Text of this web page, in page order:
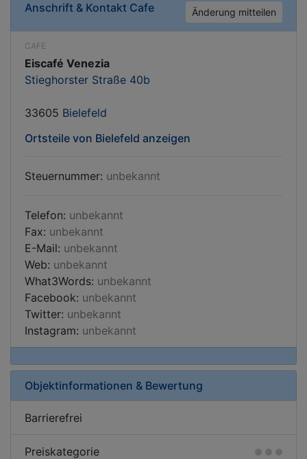
Anschrift & Kontakt Cafe Änderung mitteilen
CAFE
Eiscafé Venezia
Stieghorster Straße 40b
33605 Bielefeld
Ortsteile von Bielefeld anzeigen
Steuernummer: unbekannt
Telefon: unbekannt
Fax: unbekannt
E-Mail: unbekannt
Web: unbekannt
What3Words: unbekannt
Facebook: unbekannt
Twitter: unbekannt
Instagram: unbekannt
Objektinformationen & Bewertung
Barrierefrei
Preiskategorie